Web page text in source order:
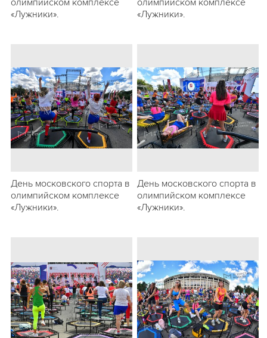
олимпийском комплексе
«Лужники».
олимпийском комплексе
«Лужники».
День московского спорта в
олимпийском комплексе
«Лужники».
День московского спорта в
олимпийском комплексе
«Лужники».